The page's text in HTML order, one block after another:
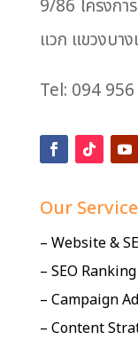
9/86 โครงก
แวก แขวงบา
Tel: 094
Our
– Website &
– SEO Ranking
– Campaign
– Content